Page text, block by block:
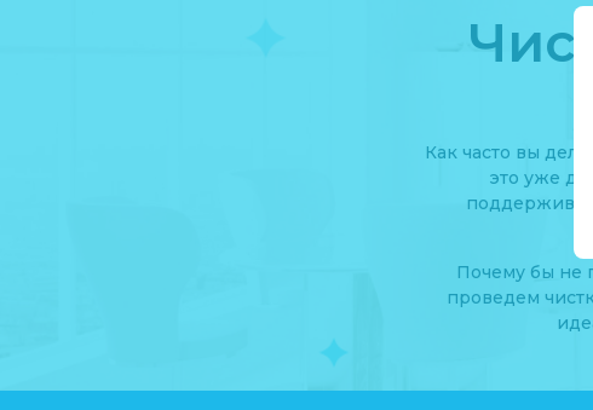
Как часто вы
это уже
Почему бы не
проведем